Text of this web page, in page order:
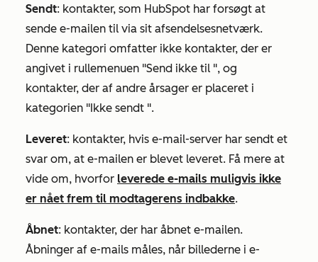
Sendt: kontakter, som HubSpot har forsøgt at
sende e-mailen til via sit afsendelsesnetværk.
Denne kategori omfatter ikke kontakter, der er
angivet i rullemenuen "Send ikke til ", og
kontakter, der af andre årsager er placeret i
kategorien "Ikke sendt ".
Leveret: kontakter, hvis e-mail-server har sendt et
svar om, at e-mailen er blevet leveret. Få mere at
vide om, hvorfor leverede e-mails muligvis ikke
er nået frem til modtagerens indbakke.
Åbnet: kontakter, der har åbnet e-mailen.
Åbninger af e-mails måles, når billederne i e-